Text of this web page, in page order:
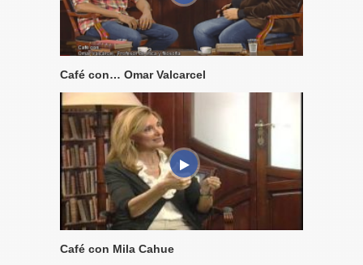
Café con… Omar Valcarcel
Café con Mila Cahue